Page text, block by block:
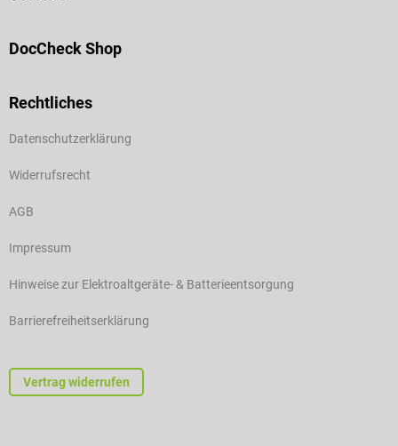
DocCheck Shop
Rechtliches
Datenschutzerklärung
Widerrufsrecht
AGB
Impressum
Hinweise zur Elektroaltgeräte- & Batterieentsorgung
Barrierefreiheitserklärung
Vertrag widerrufen